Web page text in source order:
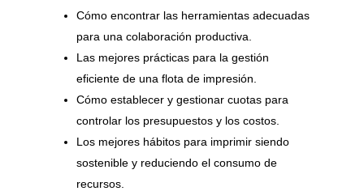
Cómo encontrar las herramientas adecuadas
para una colaboración productiva.
Las mejores prácticas para la gestión
eficiente de una flota de impresión.
Cómo establecer y gestionar cuotas para
controlar los presupuestos y los costos.
Los mejores hábitos para imprimir siendo
sostenible y reduciendo el consumo de
recursos.